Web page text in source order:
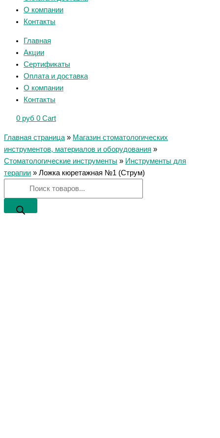
О компании
Контакты
Главная
Акции
Сертификаты
Оплата и доставка
О компании
Контакты
0 руб 0 Cart
Главная страница » Магазин стоматологических
инструментов, материалов и оборудования »
Стоматологические инструменты » Инструменты для
терапии » Ложка кюретажная №1 (Струм)